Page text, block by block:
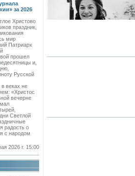
за 2026
Христово
праздник,
мир
Патриарх
прошел
и,
Русской
веках не
«Христос
вечерне
Светлой
радость о
с народом
2026 г. 15:00